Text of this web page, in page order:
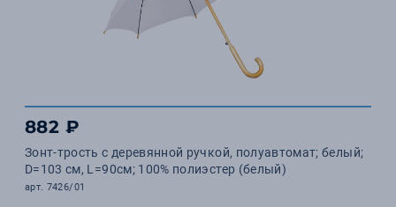
882 ₽
Зонт-трость с деревянной ручкой, полуавтомат; белый;
D=103 см, L=90см; 100% полиэстер (белый)
арт. 7426/01